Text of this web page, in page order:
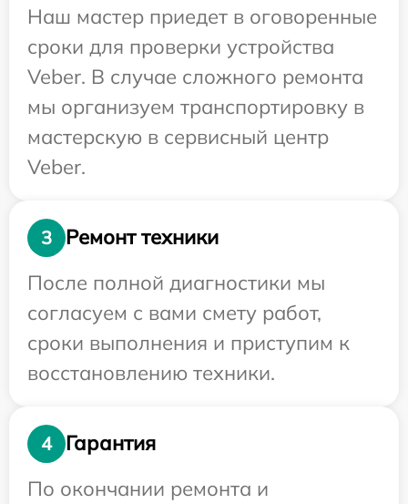
Наш мастер приедет в оговоренные
сроки для проверки устройства
Veber. В случае сложного ремонта
мы организуем транспортировку в
мастерскую в сервисный центр
Veber.
3
Ремонт техники
После полной диагностики мы
согласуем с вами смету работ,
сроки выполнения и приступим к
восстановлению техники.
4
Гарантия
По окончании ремонта и